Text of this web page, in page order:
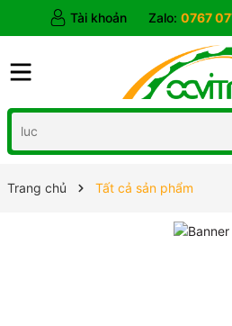
Tài khoản Zalo: 0767
Trang chủ Tất cả sản phẩm